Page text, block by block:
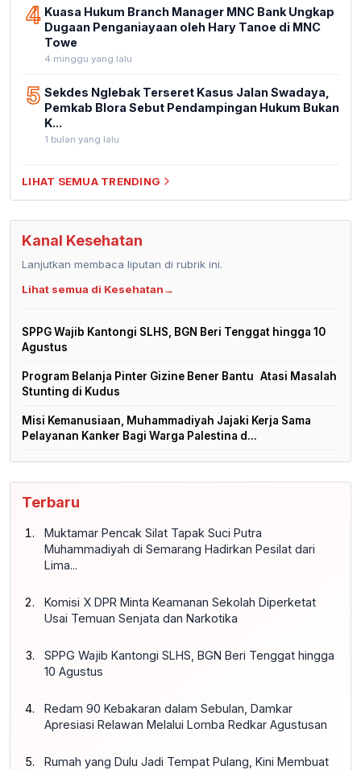
4 Kuasa Hukum Branch Manager MNC Bank Ungkap
Dugaan Penganiayaan oleh Hary Tanoe di MNC
Towe
4 minggu yang lalu
5 Sekdes Nglebak Terseret Kasus Jalan Swadaya,
Pemkab Blora Sebut Pendampingan Hukum Bukan
K...
1 bulan yang lalu
LIHAT SEMUA TRENDING
Kanal Kesehatan
Lanjutkan membaca liputan di rubrik ini.
Lihat semua di Kesehatan→
SPPG Wajib Kantongi SLHS, BGN Beri Tenggat hingga 10
Agustus
Program Belanja Pinter Gizine Bener Bantu Atasi Masalah
Stunting di Kudus
Misi Kemanusiaan, Muhammadiyah Jajaki Kerja Sama
Pelayanan Kanker Bagi Warga Palestina d...
Terbaru
Muktamar Pencak Silat Tapak Suci Putra
Muhammadiyah di Semarang Hadirkan Pesilat dari
Lima...
Komisi X DPR Minta Keamanan Sekolah Diperketat
Usai Temuan Senjata dan Narkotika
SPPG Wajib Kantongi SLHS, BGN Beri Tenggat hingga
10 Agustus
Redam 90 Kebakaran dalam Sebulan, Damkar
Apresiasi Relawan Melalui Lomba Redkar Agustusan
Rumah yang Dulu Jadi Tempat Pulang, Kini Membuat